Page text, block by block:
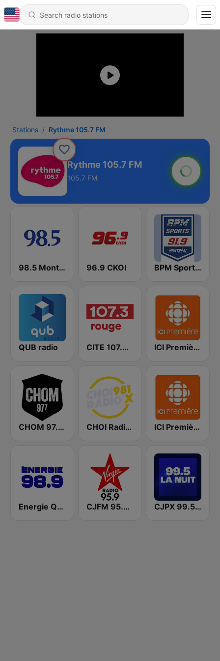
Stations Rythme 105.7 FM
Rythme 105.7 FM
105.7 FM
98.5 Montréal 96.9 CKOI BPM Sports 91.9 FM
QUB radio CITE 107.3 Rouge FM ICI Première Montréal
CHOM 97.7 FM CHOI Radio X 98.1 FM ICI Première Québec
Energie Québec 98.9 FM CJFM 95.9 Virgin Radio Montreal CJPX 99.5 MTL